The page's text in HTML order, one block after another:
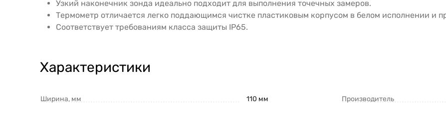
Узкий наконечник зонда идеально подходит для выполнения точечных замеров.
Термометр отличается легко поддающимся чистке пластиковым корпусом в белом исполнении и
Соответствует требованиям класса защиты IP65.
Характеристики
Ширина, мм 110 мм Производитель